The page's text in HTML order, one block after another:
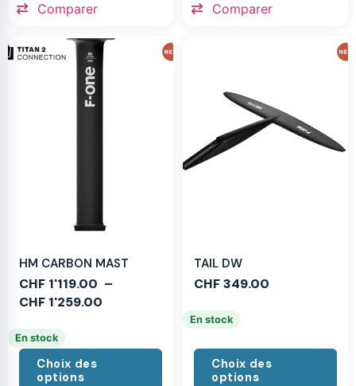
Comparer Comparer
HM CARBON MAST
CHF 1'119.00 –
CHF 1'259.00
En stock
Choix des
options
TAIL DW
CHF349.00
En stock
Choix des
options